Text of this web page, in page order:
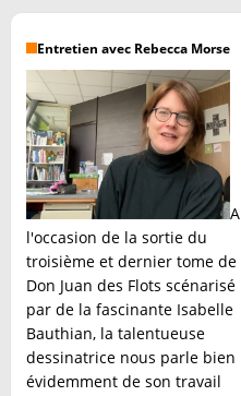
Entretien avec Rebecca Morse
A
l'occasion de la sortie du
troisième et dernier tome de
Don Juan des Flots scénarisé
par de la fascinante Isabelle
Bauthian, la talentueuse
dessinatrice nous parle bien
évidemment de son travail